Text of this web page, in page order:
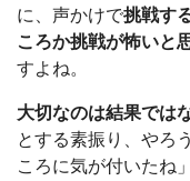
に、声かけで挑戦す
ころか挑戦が怖いと
すよね。
大切なのは結果では
とする素振り、やろ
ころに気が付いたね